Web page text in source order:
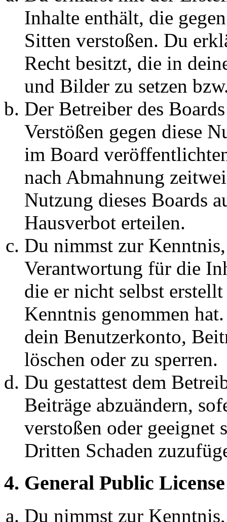
Inhalte enthält, die
Sitten verstoßen. Du
Recht besitzt, die in
und Bilder zu setzen
Der Betreiber des
Verstößen gegen diese
im Board
nach Abmahnung
Nutzung dieses Boards
Hausverbot erteilen.
Du nimmst zur
Verantwortung für die
die er nicht selbst
Kenntnis genommen
dein Benutzerkonto,
löschen oder zu sperren.
Du gestattest dem
Beiträge abzuändern,
verstoßen oder geeignet
Dritten Schaden
4. General Public License
Du nimmst zur